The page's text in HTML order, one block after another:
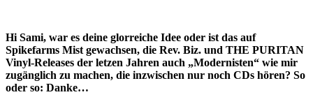
Hi Sami, war es deine glorreiche Idee oder ist das auf
Spikefarms Mist gewachsen, die Rev. Biz. und THE PURITAN
Vinyl-Releases der letzen Jahren auch „Modernisten“ wie mir
zugänglich zu machen, die inzwischen nur noch CDs hören? So
oder so: Danke…